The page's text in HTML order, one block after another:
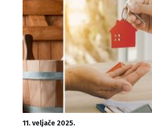
11. veljače 2025.